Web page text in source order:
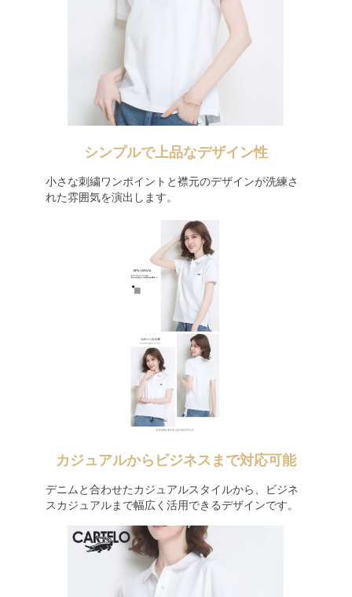
シンプルで上品なデザイン性
小さな刺繍ワンポイントと襟元のデザインが洗練さ
れた雰囲気を演出します。
カジュアルからビジネスまで対応可能
デニムと合わせたカジュアルスタイルから、ビジネ
スカジュアルまで幅広く活用できるデザインです。